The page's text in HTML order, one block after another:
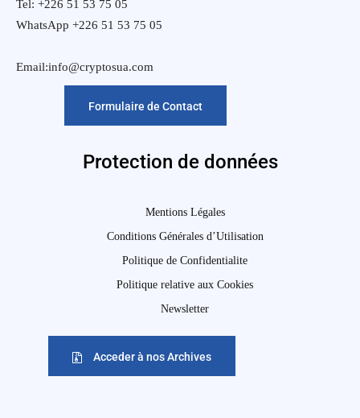
Tel: +226 51 53 75 05
WhatsApp +226 51 53 75 05
Email:info@cryptosua.com
Formulaire de Contact
Protection de données
Mentions Légales
Conditions Générales d’Utilisation
Politique de Confidentialite
Politique relative aux Cookies
Newsletter
Acceder à nos Archives